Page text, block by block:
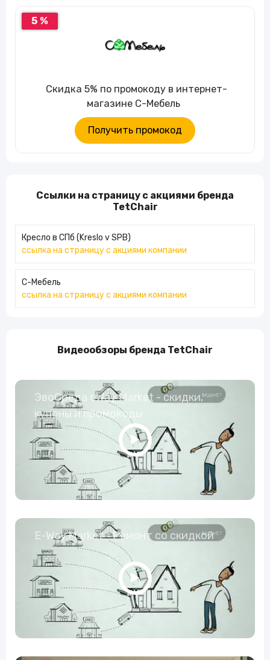
5 %
Скидка 5% по промокоду в интернет-
магазине С-Мебель
Получить промокод
Ссылки на страницу с акциями бренда
TetChair
Кресло в СПб (Kreslo v SPB)
ссылка на страницу с акциями компании
С-Мебель
ссылка на страницу с акциями компании
Видеообзоры бренда TetChair
ЭвоСреда eWay Market - скидки,
купоны и промокоды
E-Way.Market - Ремонт со скидкой